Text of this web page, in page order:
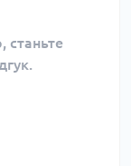
станьте